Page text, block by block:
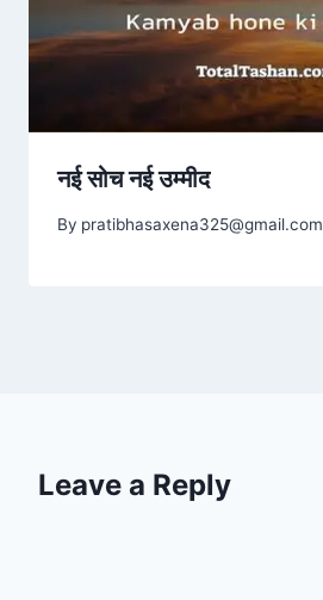
नई सोच नई उम्मीद
By pratibhasaxena325@gmail.com
Leave a Reply